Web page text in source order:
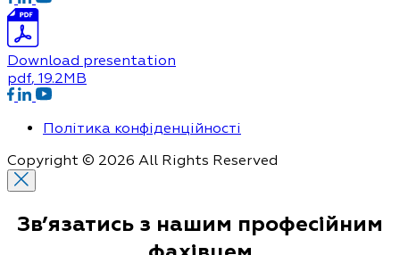
Download presentation
pdf, 19.2MB
Політика конфіденційності
Copyright © 2026 All Rights Reserved
Зв’язатись з нашим професійним